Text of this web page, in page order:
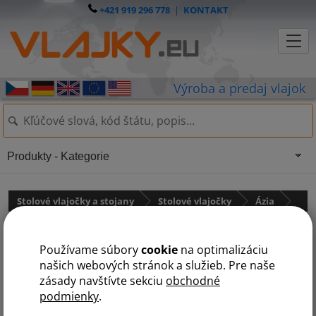
Používame súborycookie na optimalizáciu
našich webových stránok a služieb. Pre naše
zásady navštívte sekciu obchodné
podmienky.
+421 919 296 778| KONTAKT
Stolové vlajočky a stojany Stolové vlajočky Ázia
Produkty - Kategorie